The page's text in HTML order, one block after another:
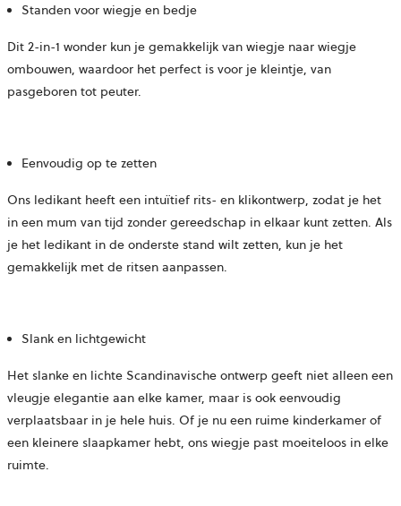
Standen voor wiegje en bedje
Dit 2-in-1 wonder kun je gemakkelijk van wiegje naar wiegje
ombouwen, waardoor het perfect is voor je kleintje, van
pasgeboren tot peuter.
Eenvoudig op te zetten
Ons ledikant heeft een intuïtief rits- en klikontwerp, zodat je het
in een mum van tijd zonder gereedschap in elkaar kunt zetten. Als
je het ledikant in de onderste stand wilt zetten, kun je het
gemakkelijk met de ritsen aanpassen.
Slank en lichtgewicht
Het slanke en lichte Scandinavische ontwerp geeft niet alleen een
vleugje elegantie aan elke kamer, maar is ook eenvoudig
verplaatsbaar in je hele huis. Of je nu een ruime kinderkamer of
een kleinere slaapkamer hebt, ons wiegje past moeiteloos in elke
ruimte.